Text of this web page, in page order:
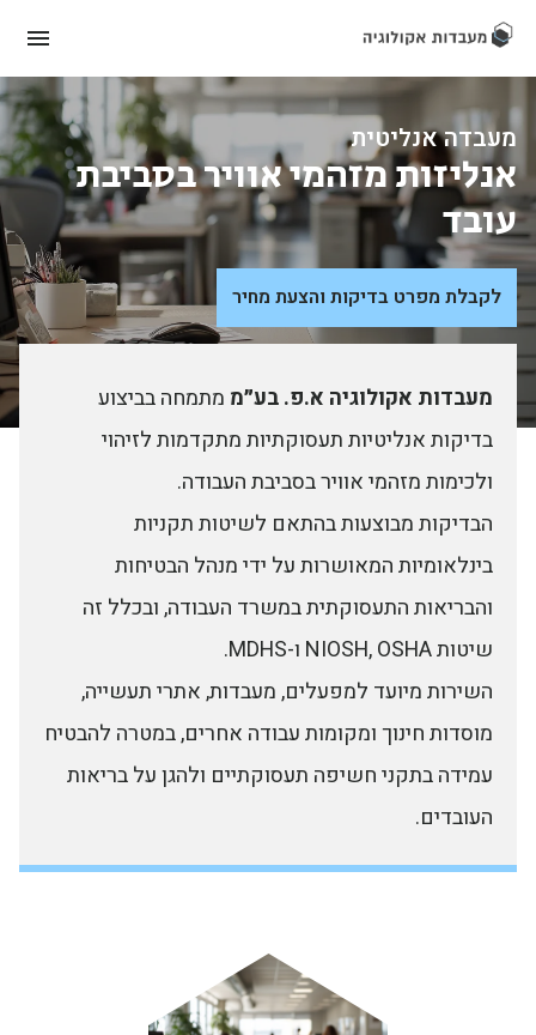
מעבדה אנליטית
אנליזות מזהמי אוויר בסביבת
עובד
לקבלת מפרט בדיקות והצעת מחיר
מעבדות אקולוגיה א.פ. בע״מ מתמחה בביצוע
בדיקות אנליטיות תעסוקתיות מתקדמות לזיהוי
ולכימות מזהמי אוויר בסביבת העבודה.
הבדיקות מבוצעות בהתאם לשיטות תקניות
בינלאומיות המאושרות על ידי מנהל הבטיחות
והבריאות התעסוקתית במשרד העבודה, ובכלל זה
שיטות NIOSH, OSHA ו-MDHS.
השירות מיועד למפעלים, מעבדות, אתרי תעשייה,
מוסדות חינוך ומקומות עבודה אחרים, במטרה להבטיח
עמידה בתקני חשיפה תעסוקתיים ולהגן על בריאות
העובדים.